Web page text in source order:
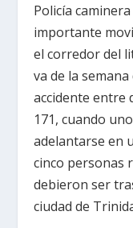
Policía
importante
el corredor del
va de la
accidente entre
171, cuando
adelantarse en
cinco personas
debieron ser
ciudad de